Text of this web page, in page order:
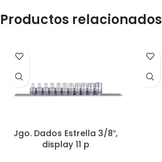
Productos relacionados
Jgo. Dados Estrella 3/8″,
display 11 p